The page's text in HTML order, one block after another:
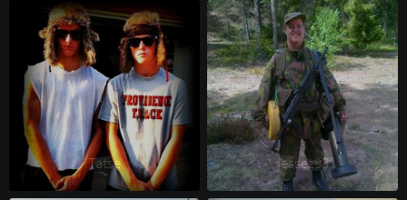
Tatse jessez93